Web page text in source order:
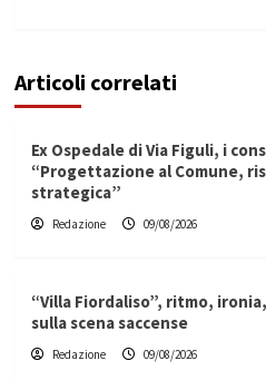
Articoli correlati
Ex Ospedale di Via Figuli, i
“Progettazione al Comune,
strategica”
Redazione 09/08/2026
“Villa Fiordaliso”, ritmo,
sulla scena saccense
Redazione 09/08/2026